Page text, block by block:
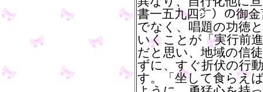
書一五九四㌻）の御
でなく、唱題の功徳
いくことが「実行前
だと思い、地域の信
ずに、すぐ折伏の行
す。「坐して食らえ